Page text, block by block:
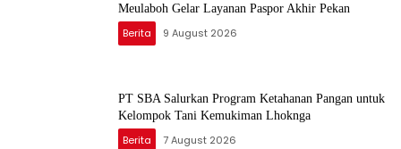
Meulaboh Gelar Layanan Paspor Akhir Pekan
Berita 9 August 2026
PT SBA Salurkan Program Ketahanan Pangan untuk
Kelompok Tani Kemukiman Lhoknga
Berita 7 August 2026